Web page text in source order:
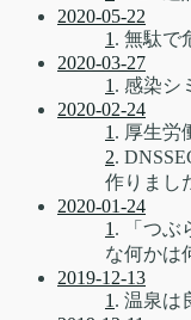
2020-05-22
1 . 無駄で
2020-03-27
1 . 感染シ
2020-02-24
1 . 厚生労
2.
作りまし
2020-01-24
1 . 「つぶ
な何かは
2019-12-13
1 . 温泉は